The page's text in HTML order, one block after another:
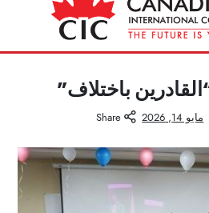
مايو 14, 2026 Share